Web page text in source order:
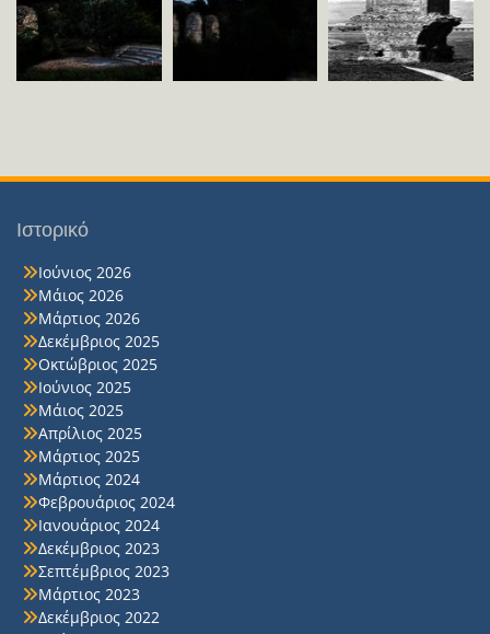
Ιστορικό
Ιούνιος 2026
Μάιος 2026
Μάρτιος 2026
Δεκέμβριος 2025
Οκτώβριος 2025
Ιούνιος 2025
Μάιος 2025
Απρίλιος 2025
Μάρτιος 2025
Μάρτιος 2024
Φεβρουάριος 2024
Ιανουάριος 2024
Δεκέμβριος 2023
Σεπτέμβριος 2023
Μάρτιος 2023
Δεκέμβριος 2022